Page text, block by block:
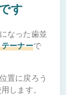
す
なった歯並
ーナーで
置に戻ろう
します。